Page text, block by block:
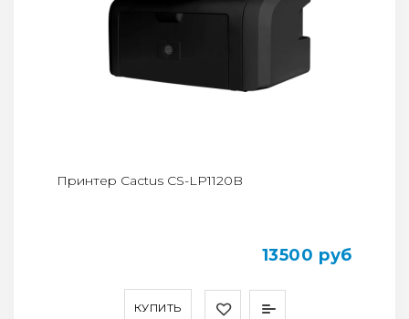
КУПИТЬ
Принтер Cactus CS-LP1120B
13500 руб